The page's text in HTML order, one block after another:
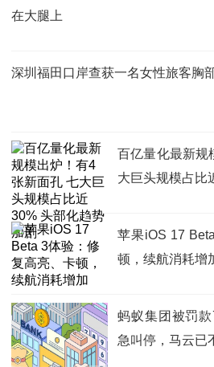
在大腿上
深圳福田口岸查获一名女性旅客胸
百亿量化最新规
大巨头规模占比
苹果iOS 17
顿，续航消耗增
蚂蚁集团被罚
急叫停，马云已